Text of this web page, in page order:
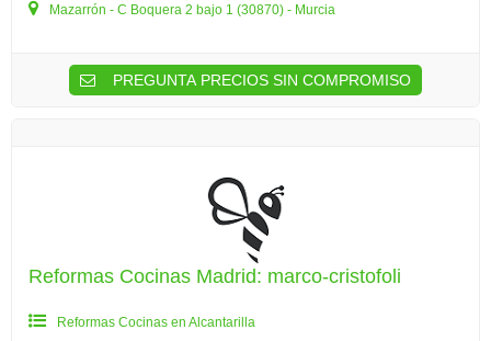
Mazarrón - C Boquera 2 bajo 1 (30870) - Murcia
PREGUNTA PRECIOS SIN COMPROMISO
Reformas Cocinas Madrid: marco-cristofoli
Reformas Cocinas en Alcantarilla